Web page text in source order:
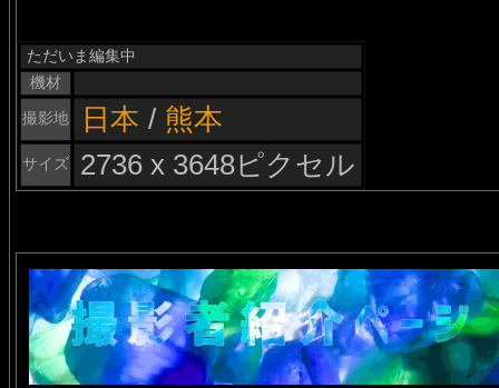
ただいま編集中
機材
撮影地
日本 / 熊本
サイズ 2736 x 3648ピクセル